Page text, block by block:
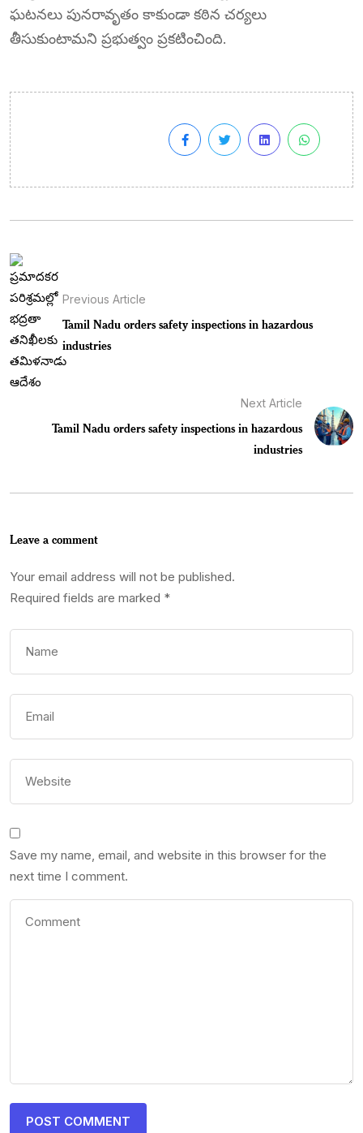
ఘటనలు పునరావృతం కాకుండా కఠిన చర్యలు
తీసుకుంటామని ప్రభుత్వం ప్రకటించింది.
Previous Article
Tamil Nadu orders safety inspections in hazardous
industries
Next Article
Tamil Nadu orders safety inspections in hazardous
industries
Leave a comment
Your email address will not be published.
Required fields are marked *
Save my name, email, and website in this browser for the
next time I comment.